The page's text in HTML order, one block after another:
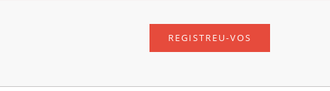
REGISTREU-VOS